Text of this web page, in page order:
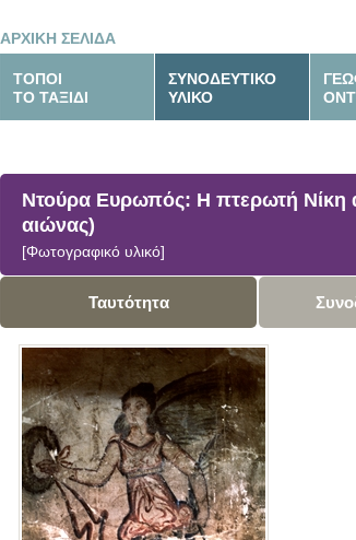
ΑΡΧΙΚΗ ΣΕΛΙΔΑ
ΤΟΠΟΙ
ΤΟ ΤΑΞΙΔΙ
ΣΥΝΟΔΕΥΤΙΚΟ
ΥΛΙΚΟ
Ντούρα Ευρωπός: Η πτερωτή Νίκη
αιώνας)
[Φωτογραφικό υλικό]
Ταυτότητα